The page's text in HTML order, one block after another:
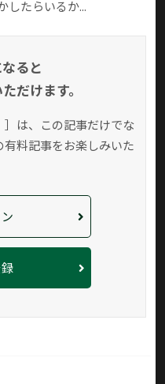
したらいるか...
ると
だけます。
は、この記事だけでな
有料記事をお楽しみいた